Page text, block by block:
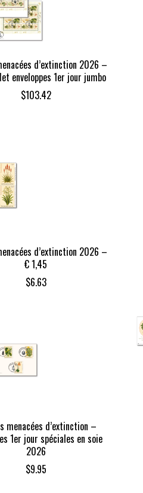
d’extinction 2026 –
enveloppes 1er jour jumbo
$103.42
d’extinction 2026 –
€ 1,45
$6.63
menacées d’extinction –
1er jour spéciales en soie
2026
$9.95